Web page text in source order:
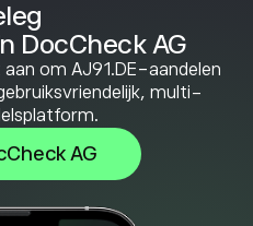
DocCheck AG
om AJ91.DE-aandelen
multi-
AG